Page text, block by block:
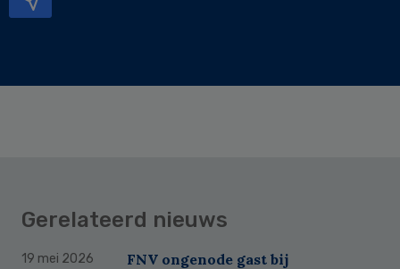
Gerelateerd nieuws
19 mei 2026
FNV ongenode gast bij